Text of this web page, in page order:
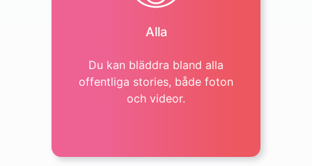
Alla
Du kan bläddra bland alla
offentliga stories, både foton
och videor.